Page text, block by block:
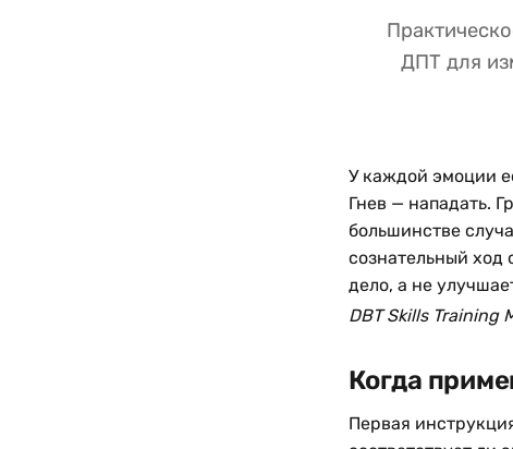
ДПТ для
У каждой эмоции
Гнев — нападать.
большинстве
сознательный
дело, а не
DBT Skills Training
Когда
Первая